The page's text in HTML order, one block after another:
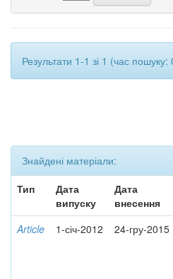
Результати 1-1 зі 1 (час
Знайдені матеріали:
Тип
Дата
випуску
Дата
внесення
Article 1-січ-2012 24-гру-2015